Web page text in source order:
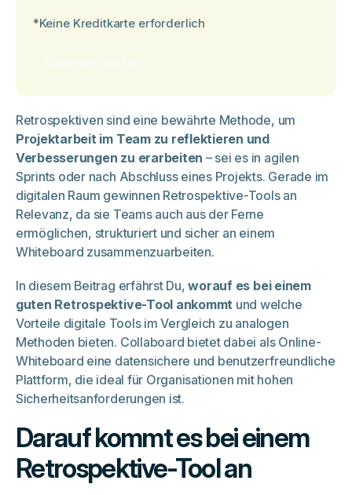
Retrospektiven sind eine bewährte Methode, um
Projektarbeit im Team zu reflektieren und
Verbesserungen zu erarbeiten – sei es in agilen
Sprints oder nach Abschluss eines Projekts. Gerade im
digitalen Raum gewinnen Retrospektive-Tools an
Relevanz, da sie Teams auch aus der Ferne
ermöglichen, strukturiert und sicher an einem
Whiteboard zusammenzuarbeiten.
In diesem Beitrag erfährst Du,worauf es bei einem
guten Retrospektive-Tool ankommt und welche
Vorteile digitale Tools im Vergleich zu analogen
Methoden bieten. Collaboard bietet dabei als Online-
Whiteboard eine datensichere und benutzerfreundliche
Plattform, die ideal für Organisationen mit hohen
Sicherheitsanforderungen ist.
Darauf kommt es bei einem
Retrospektive-Tool an
*Keine Kreditkarte erforderlich